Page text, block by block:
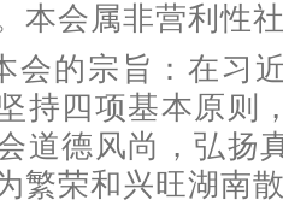
本会属非营利性
会的宗旨：在习
持四项基本原则
道德风尚，弘扬
繁荣和兴旺湖南